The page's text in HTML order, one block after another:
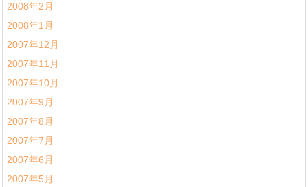
2008年2月
2008年1月
2007年12月
2007年11月
2007年10月
2007年9月
2007年8月
2007年7月
2007年6月
2007年5月